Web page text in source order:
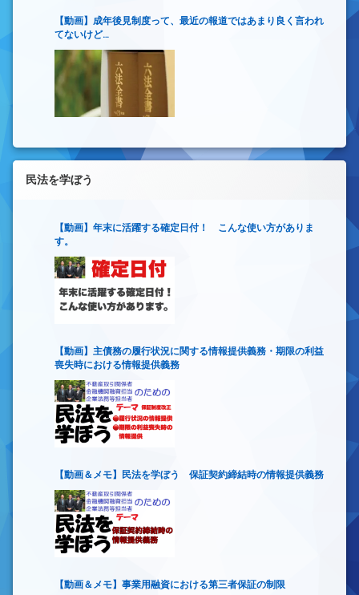
【動画】成年後見制度って、最近の報道ではあまり良く言われ
てないけど…
民法を学ぼう
【動画】年末に活躍する確定日付！ こんな使い方がありま
す。
【動画】主債務の履行状況に関する情報提供義務・期限の利益
喪失時における情報提供義務
【動画＆メモ】民法を学ぼう 保証契約締結時の情報提供義務
【動画＆メモ】事業用融資における第三者保証の制限